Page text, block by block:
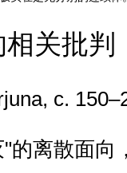
关批判
c.
的离散面